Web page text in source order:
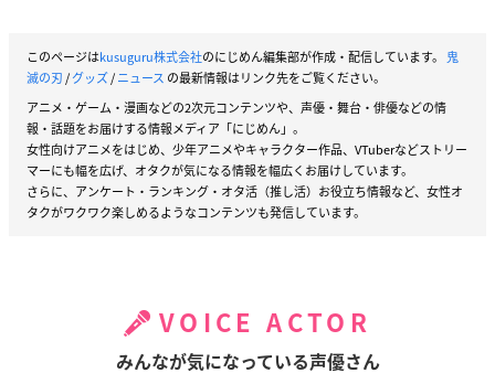
このページはkusuguru株式会社のにじめん編集部が作成・配信しています。 鬼
滅の刃/グッズ/ニュース の最新情報はリンク先をご覧ください。
アニメ・ゲーム・漫画などの2次元コンテンツや、声優・舞台・俳優などの情
報・話題をお届けする情報メディア「にじめん」。
女性向けアニメをはじめ、少年アニメやキャラクター作品、VTuberなどストリー
マーにも幅を広げ、オタクが気になる情報を幅広くお届けしています。
さらに、アンケート・ランキング・オタ活（推し活）お役立ち情報など、女性オ
タクがワクワク楽しめるようなコンテンツも発信しています。
VOICE ACTOR
みんなが気になっている声優さん